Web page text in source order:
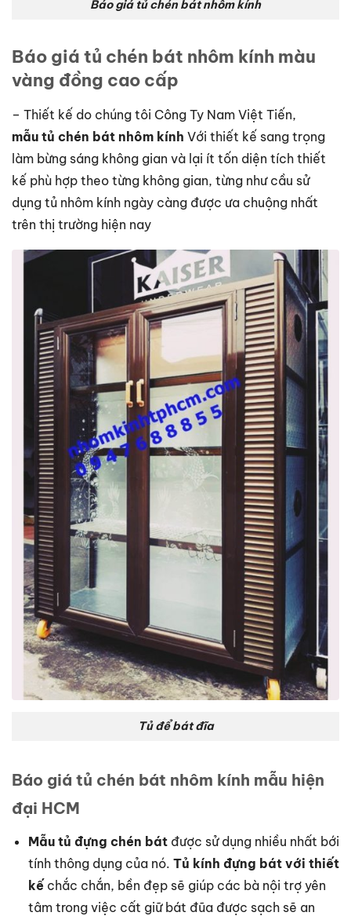
Báo giá tủ chén bát nhôm kính
Báo giá tủ chén bát nhôm kính màu
vàng đồng cao cấp
– Thiết kế do chúng tôi Công Ty Nam Việt Tiến,
mẫu tủ chén bát nhôm kính Với thiết kế sang trọng
làm bừng sáng không gian và lại ít tốn diện tích thiết
kế phù hợp theo từng không gian, từng như cầu sử
dụng tủ nhôm kính ngày càng được ưa chuộng nhất
trên thị trường hiện nay
Tủ để bát đĩa
Báo giá tủ chén bát nhôm kính mẫu hiện
đại HCM
Mẫu tủ đựng chén bátđược sử dụng nhiều nhất bới
tính thông dụng của nó. Tủ kính đựng bát với thiết
kếchắc chắn, bền đẹp sẽ giúp các bà nội trợ yên
tâm trong việc cất giữ bát đũa được sạch sẽ an